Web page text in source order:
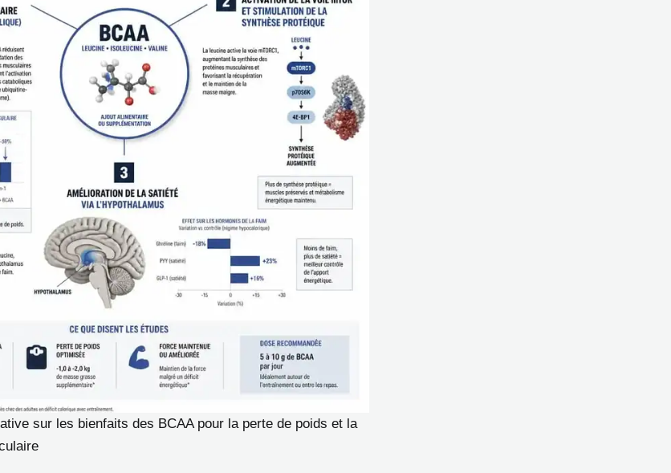
sur les bienfaits des BCAA pour la perte de poids et la